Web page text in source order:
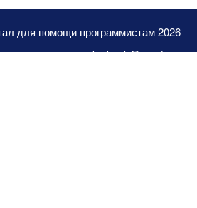
для помощи программистам 2026
pbn.book@yandex.ru